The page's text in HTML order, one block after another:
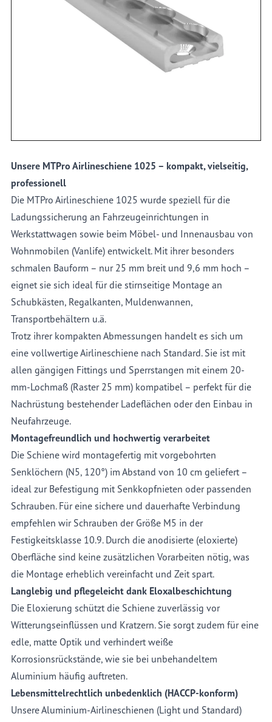
Unsere MTPro Airlineschiene 1025 – kompakt, vielseitig,
Unsere MTPro Airlineschiene 1025 – kompakt, vielseitig,
professionell
Die MTPro Airlineschiene 1025 wurde speziell für die
Ladungssicherung an Fahrzeugeinrichtungen in
Werkstattwagen sowie beim Möbel- und Innenausbau von
Wohnmobilen (Vanlife) entwickelt. Mit ihrer besonders
schmalen Bauform – nur 25 mm breit und 9,6 mm hoch –
eignet sie sich ideal für die stirnseitige Montage an
Schubkästen, Regalkanten, Muldenwannen,
Transportbehältern u.ä.
Trotz ihrer kompakten Abmessungen handelt es sich um
eine vollwertige Airlineschiene nach Standard. Sie ist mit
allen gängigen Fittings und Sperrstangen mit einem 20-
mm-Lochmaß (Raster 25 mm) kompatibel – perfekt für die
Nachrüstung bestehender Ladeflächen oder den Einbau in
Neufahrzeuge.
Montagefreundlich und hochwertig verarbeitet
Die Schiene wird montagefertig mit vorgebohrten
Senklöchern (N5, 120°) im Abstand von 10 cm geliefert –
ideal zur Befestigung mit Senkkopfnieten oder passenden
Schrauben. Für eine sichere und dauerhafte Verbindung
empfehlen wir Schrauben der Größe M5 in der
Festigkeitsklasse 10.9. Durch die anodisierte (eloxierte)
Oberfläche sind keine zusätzlichen Vorarbeiten nötig, was
die Montage erheblich vereinfacht und Zeit spart.
Langlebig und pflegeleicht dank Eloxalbeschichtung
Die Eloxierung schützt die Schiene zuverlässig vor
Witterungseinflüssen und Kratzern. Sie sorgt zudem für eine
edle, matte Optik und verhindert weiße
Korrosionsrückstände, wie sie bei unbehandeltem
Aluminium häufig auftreten.
Lebensmittelrechtlich unbedenklich (HACCP-konform)
Unsere Aluminium-Airlineschienen (Light und Standard)